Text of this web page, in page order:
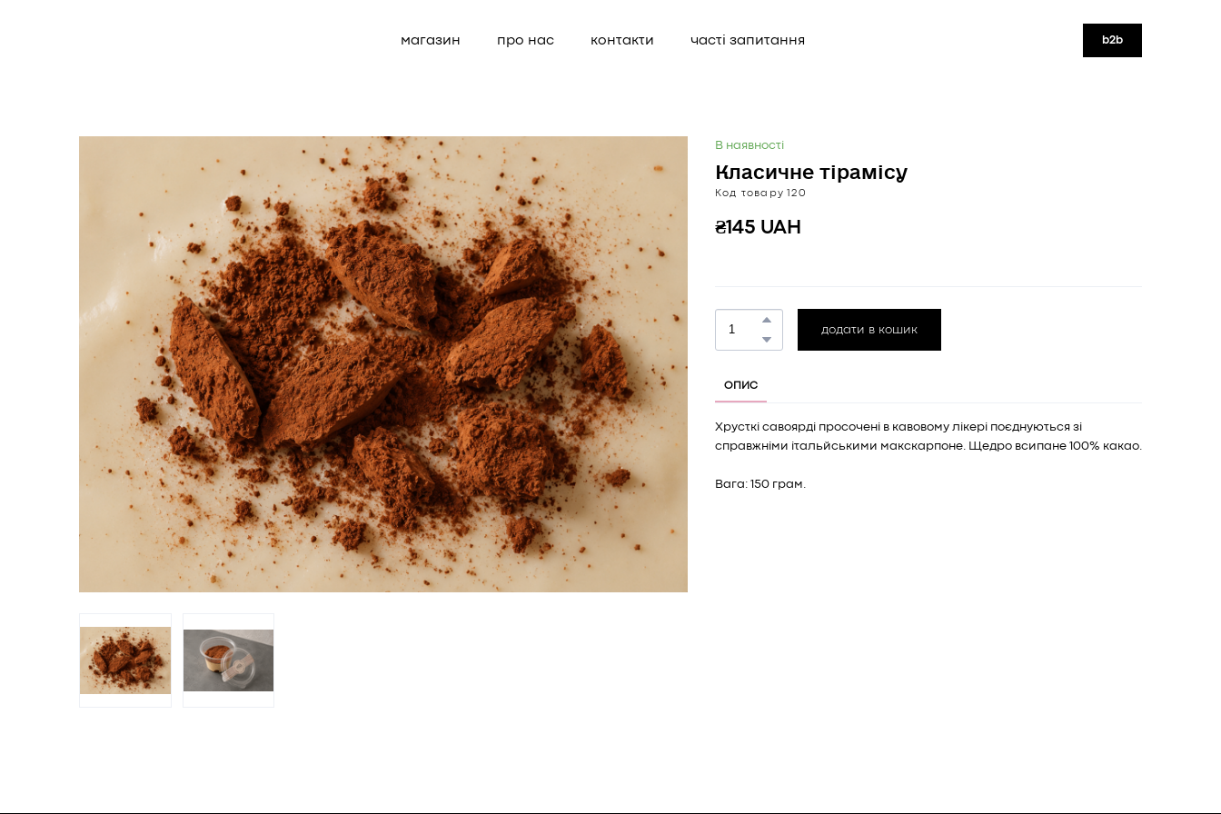
магазин про нас контакти часті запитання b2b
В наявності
Класичне тірамісу
Код товару 120
₴145 UAH
додати в кошик
ОПИС
Хрусткі савоярді просочені в кавовому лікері поєднуються зі
справжніми італьйськими макскарпоне. Щедро всипане 100% какао.
Вага: 150 грам.